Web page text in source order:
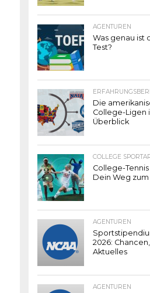
AGENTUREN
Was genau ist
Test?
Die
College-Ligen
Überblick
COLLEGE
College-Tennis
Dein Weg
AGENTUREN
2026:
Aktuelles
AGENTUREN